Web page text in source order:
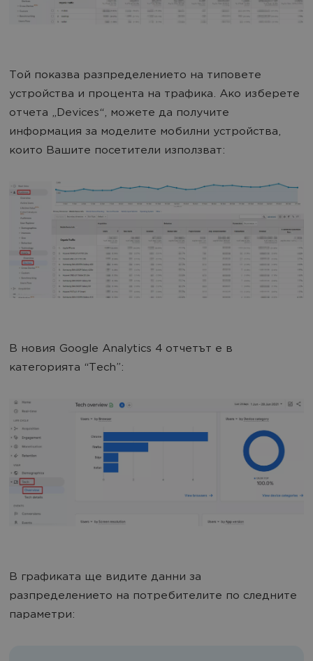
Той показва разпределението на типовете
устройства и процента на трафика. Ако изберете
отчета „Devices“, можете да получите
информация за моделите мобилни устройства,
които Вашите посетители използват:
В новия Google Analytics 4 отчетът е в
категорията “Tech”:
В графиката ще видите данни за
разпределението на потребителите по следните
параметри: